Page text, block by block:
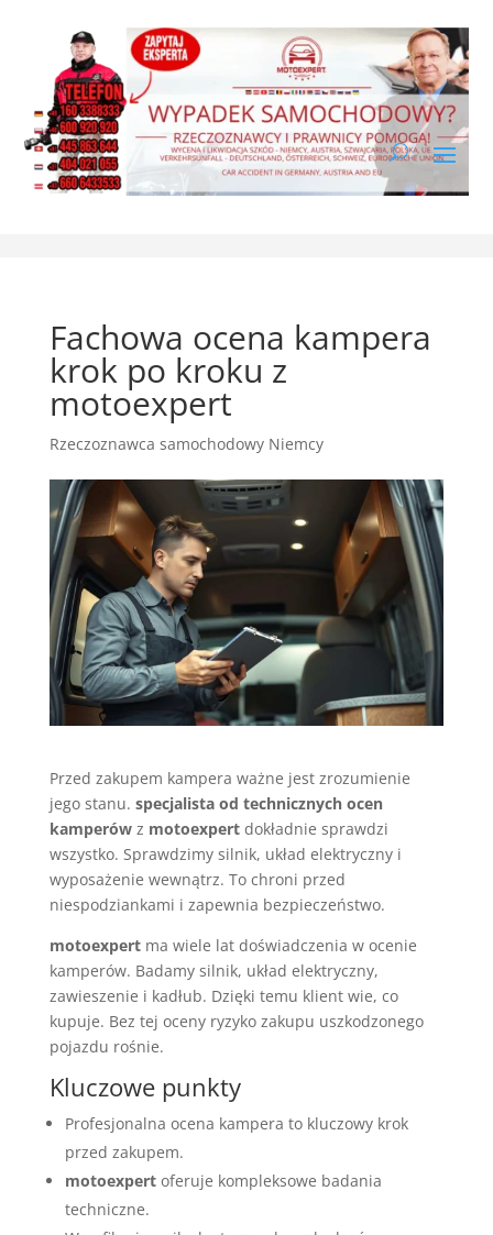
Fachowa ocena kampera
krok po kroku z
motoexpert
Rzeczoznawca samochodowy Niemcy
Przed zakupem kampera ważne jest zrozumienie
jego stanu. specjalista od technicznych ocen
kamperówz motoexpertdokładnie sprawdzi
wszystko. Sprawdzimy silnik, układ elektryczny i
wyposażenie wewnątrz. To chroni przed
niespodziankami i zapewnia bezpieczeństwo.
motoexpertma wiele lat doświadczenia w ocenie
kamperów. Badamy silnik, układ elektryczny,
zawieszenie i kadłub. Dzięki temu klient wie, co
kupuje. Bez tej oceny ryzyko zakupu uszkodzonego
pojazdu rośnie.
Kluczowe punkty
Profesjonalna ocena kampera to kluczowy krok
przed zakupem.
motoexpertoferuje kompleksowe badania
techniczne.